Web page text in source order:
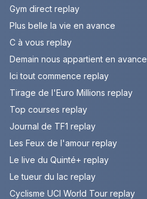
Gym direct replay
Plus belle la vie en avance
C à vous replay
Demain nous appartient en avance
Ici tout commence replay
Tirage de l'Euro Millions replay
Top courses replay
Journal de TF1 replay
Les Feux de l'amour replay
Le live du Quinté+ replay
Le tueur du lac replay
Cyclisme UCI World Tour replay